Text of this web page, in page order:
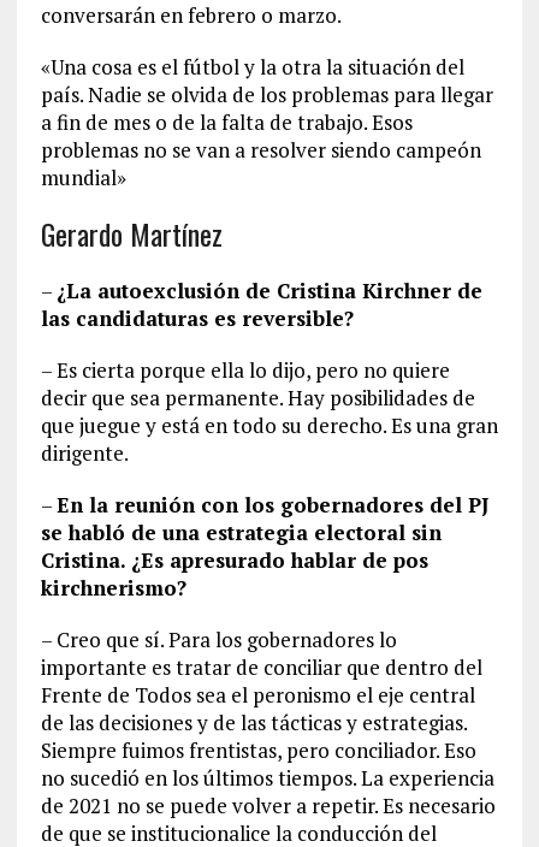
conversarán en febrero o marzo.
«Una cosa es el fútbol y la otra la situación del
país. Nadie se olvida de los problemas para llegar
a fin de mes o de la falta de trabajo. Esos
problemas no se van a resolver siendo campeón
mundial»
Gerardo Martínez
– ¿La autoexclusión de Cristina Kirchner de
las candidaturas es reversible?
– Es cierta porque ella lo dijo, pero no quiere
decir que sea permanente. Hay posibilidades de
que juegue y está en todo su derecho. Es una gran
dirigente.
–En la reunión con los gobernadores del PJ
se habló de una estrategia electoral sin
Cristina. ¿Es apresurado hablar de pos
kirchnerismo?
– Creo que sí. Para los gobernadores lo
importante es tratar de conciliar que dentro del
Frente de Todos sea el peronismo el eje central
de las decisiones y de las tácticas y estrategias.
Siempre fuimos frentistas, pero conciliador. Eso
no sucedió en los últimos tiempos. La experiencia
de 2021 no se puede volver a repetir. Es necesario
de que se institucionalice la conducción del